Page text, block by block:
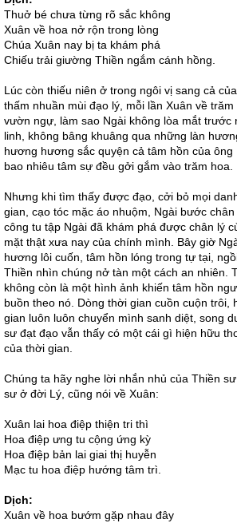
Thuở bé chưa từng rõ sắc không
Xuân về hoa nở rộn trong lòng
Chúa Xuân nay bị ta khám phá
Chiếu trải giường Thiền ngắm cánh hồng.
Lúc còn thiếu niên ở trong ngôi vị sang cả
thấm nhuần mùi đạo lý, mỗi lần Xuân về
vườn ngự, làm sao Ngài không lòa mắt trước
linh, không bâng khuâng qua những làn
hương hương sắc quyện cả tâm hồn của
bao nhiêu tâm sự đều gởi gắm vào trăm hoa.
Nhưng khi tìm thấy được đạo, cởi bỏ mọi
gian, cạo tóc mặc áo nhuộm, Ngài bước
công tu tập Ngài đã khám phá được chân lý
mặt thật xưa nay của chính mình. Bây giờ
hương lôi cuốn, tâm hồn lóng trong tự tại,
Thiền nhìn chúng nở tàn một cách an nhiên.
không còn là một hình ảnh khiến tâm hồn
buồn theo nó. Dòng thời gian cuồn cuộn trôi,
gian luôn luôn chuyển mình sanh diệt, song
sư đạt đạo vẫn thấy có một cái gì hiện hữu
của thời gian.
Chúng ta hãy nghe lời nhắn nhủ của Thiền
sư ở đời Lý, cũng nói về Xuân:
Xuân lai hoa điệp thiện tri thì
Hoa điệp ưng tu cộng ứng kỳ
Hoa điệp bản lai giai thị huyễn
Mạc tu hoa điệp hướng tâm trì.
Dịch:
Xuân về hoa bướm gặp nhau đây